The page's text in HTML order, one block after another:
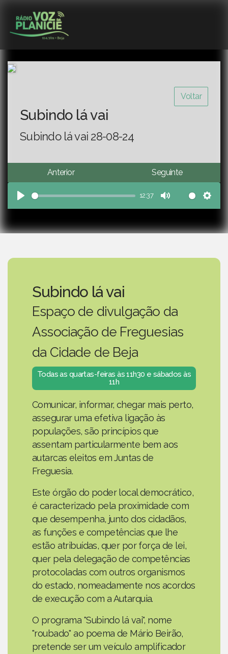
Voltar
Subindo lá vai
Subindo lá vai 28-08-24
Anterior Seguinte
Play
12:37
Mute
Subindo lá vai
Espaço de divulgação da
Associação de Freguesias
da Cidade de Beja
Todas as quartas-feiras às 11h30 e sábados às
11h
Comunicar, informar, chegar mais perto,
assegurar uma efetiva ligação às
populações, são princípios que
assentam particularmente bem aos
autarcas eleitos em Juntas de
Freguesia.
Este órgão do poder local democrático,
é caracterizado pela proximidade com
que desempenha, junto dos cidadãos,
as funções e competências que lhe
estão atribuídas, quer por força de lei,
quer pela delegação de competências
protocoladas com outros organismos
do estado, nomeadamente nos acordos
de execução com a Autarquia.
O programa "Subindo lá vai", nome
"roubado" ao poema de Mário Beirão,
pretende ser um veículo amplificador